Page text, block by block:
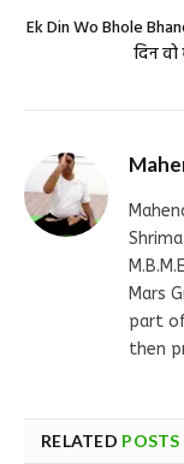
Ek Din Wo Bhole
दिन वो
Mars
part
then
RELATED POSTS